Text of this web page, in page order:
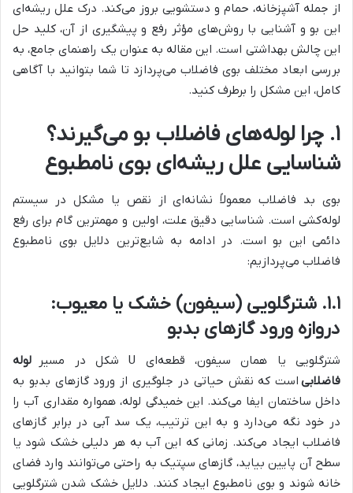
از جمله آشپزخانه، حمام و دستشویی بروز می‌کند. درک علل ریشه‌ای
این بو و آشنایی با روش‌های مؤثر رفع و پیشگیری از آن، کلید حل
این چالش بهداشتی است. این مقاله به عنوان یک راهنمای جامع، به
بررسی ابعاد مختلف بوی فاضلاب می‌پردازد تا شما بتوانید با آگاهی
کامل، این مشکل را برطرف کنید.
۱. چرا لوله‌های فاضلاب بو می‌گیرند؟
شناسایی علل ریشه‌ای بوی نامطبوع
بوی بد فاضلاب معمولاً نشانه‌ای از نقص یا مشکل در سیستم
لوله‌کشی است. شناسایی دقیق علت، اولین و مهمترین گام برای رفع
دائمی این بو است. در ادامه به شایع‌ترین دلایل بوی نامطبوع
فاضلاب می‌پردازیم:
۱.۱. شترگلویی (سیفون) خشک یا معیوب:
دروازه ورود گازهای بدبو
شترگلویی یا همان سیفون، قطعه‌ای U شکل در مسیر
لوله
فاضلابی است که نقش حیاتی در جلوگیری از ورود گازهای بدبو به
داخل ساختمان ایفا می‌کند. این خمیدگی لوله، همواره مقداری آب را
در خود نگه می‌دارد و به این ترتیب، یک سد آبی در برابر گازهای
فاضلاب ایجاد می‌کند. زمانی که این آب به هر دلیلی خشک شود یا
سطح آن پایین بیاید، گازهای سپتیک به راحتی می‌توانند وارد فضای
خانه شوند و بوی نامطبوع ایجاد کنند. دلایل خشک شدن شترگلویی